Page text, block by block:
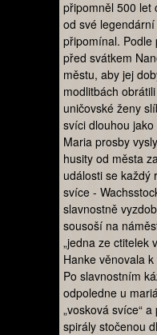
připomněl 500 let
od své
připomínal. Podle
před svátkem
městu, aby jej
modlitbách
uničovské ženy
svíci dlouhou
Maria prosby
husity od města
události se každý
svíce -
slavnostně
sousoší na
„jedna ze ctitelek
Hanke věnovala
Po slavnostním
odpoledne u
„vosková svíce“
spirály stočenou